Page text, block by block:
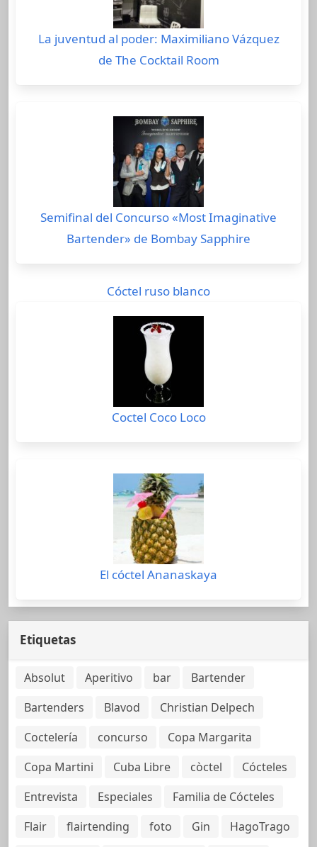
La juventud al poder: Maximiliano Vázquez
de The Cocktail Room
Semifinal del Concurso «Most Imaginative
Bartender» de Bombay Sapphire
Cóctel ruso blanco
Coctel Coco Loco
El cóctel Ananaskaya
Etiquetas
Absolut Aperitivo bar
Bartender
Bartenders
Blavod
Christian Delpech
Coctelería
concurso
Copa Margarita
Copa Martini
Cuba Libre còctel
Cócteles
Entrevista
Especiales
Familia de Cócteles
Flair
flairtending foto Gin
HagoTrago